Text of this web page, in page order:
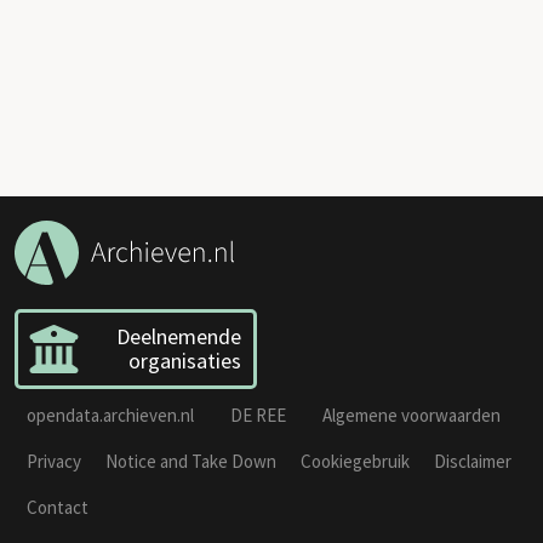
Deelnemende
organisaties
opendata.archieven.nl DE REE
Algemene voorwaarden
Privacy
Notice and Take Down Cookiegebruik
Disclaimer
Contact